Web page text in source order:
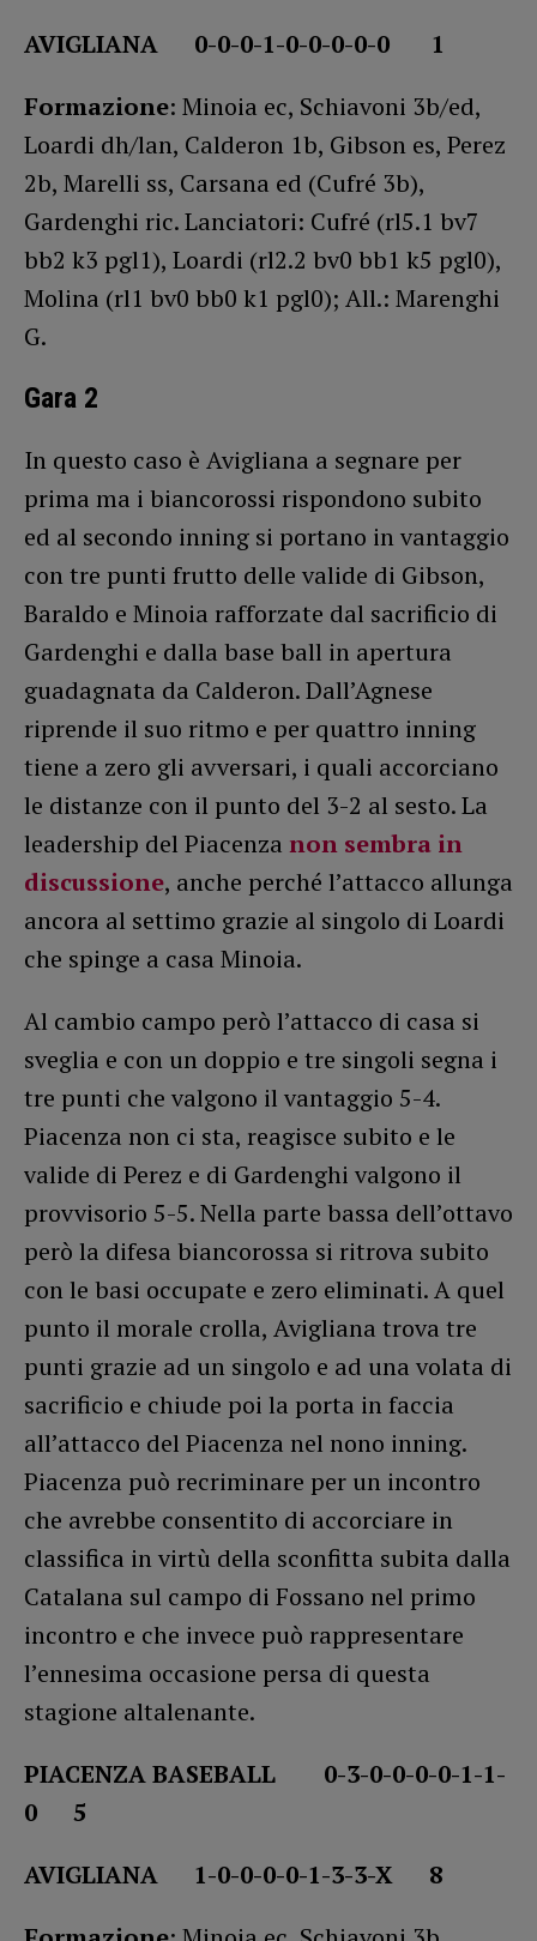
AVIGLIANA 0-0-0-1-0-0-0-0-0 1
Formazione: Minoia ec, Schiavoni 3b/ed,
Loardi dh/lan, Calderon 1b, Gibson es, Perez
2b, Marelli ss, Carsana ed (Cufré 3b),
Gardenghi ric. Lanciatori: Cufré (rl5.1 bv7
bb2 k3 pgl1), Loardi (rl2.2 bv0 bb1 k5 pgl0),
Molina (rl1 bv0 bb0 k1 pgl0); All.: Marenghi
G.
Gara 2
In questo caso è Avigliana a segnare per
prima ma i biancorossi rispondono subito
ed al secondo inning si portano in vantaggio
con tre punti frutto delle valide di Gibson,
Baraldo e Minoia rafforzate dal sacrificio di
Gardenghi e dalla base ball in apertura
guadagnata da Calderon. Dall’Agnese
riprende il suo ritmo e per quattro inning
tiene a zero gli avversari, i quali accorciano
le distanze con il punto del 3-2 al sesto. La
leadership del Piacenza non sembra in
discussione, anche perché l’attacco allunga
ancora al settimo grazie al singolo di Loardi
che spinge a casa Minoia.
Al cambio campo però l’attacco di casa si
sveglia e con un doppio e tre singoli segna i
tre punti che valgono il vantaggio 5-4.
Piacenza non ci sta, reagisce subito e le
valide di Perez e di Gardenghi valgono il
provvisorio 5-5. Nella parte bassa dell’ottavo
però la difesa biancorossa si ritrova subito
con le basi occupate e zero eliminati. A quel
punto il morale crolla, Avigliana trova tre
punti grazie ad un singolo e ad una volata di
sacrificio e chiude poi la porta in faccia
all’attacco del Piacenza nel nono inning.
Piacenza può recriminare per un incontro
che avrebbe consentito di accorciare in
classifica in virtù della sconfitta subita dalla
Catalana sul campo di Fossano nel primo
incontro e che invece può rappresentare
l’ennesima occasione persa di questa
stagione altalenante.
PIACENZA BASEBALL 0-3-0-0-0-0-1-1-
0 5
AVIGLIANA 1-0-0-0-0-1-3-3-X 8